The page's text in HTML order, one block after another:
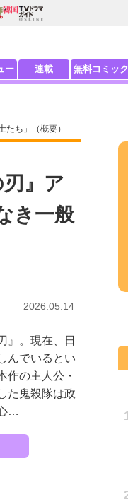
ー 連載 無料コミック
ち」（概要）
』ア
き一般
2026.05.14
』。現在、日
んでいるとい
の主人公・
た鬼殺隊は政
…